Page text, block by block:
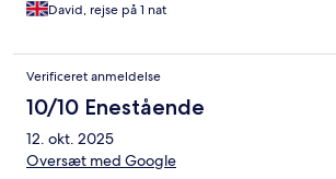
David, rejse på 1 nat
Verificeret anmeldelse
10/10 Enestående
12. okt. 2025
Oversæt med Google